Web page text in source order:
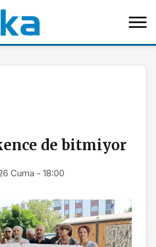
de bitmiyor
Cuma - 18:00